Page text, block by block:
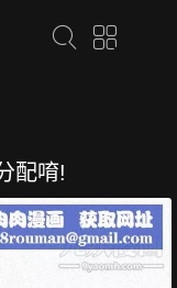
配唷!